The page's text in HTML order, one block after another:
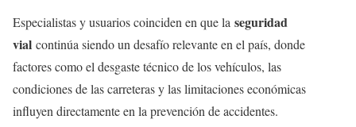
Especialistas y usuarios coinciden en que la seguridad
vial continúa siendo un desafío relevante en el país, donde
factores como el desgaste técnico de los vehículos, las
condiciones de las carreteras y las limitaciones económicas
influyen directamente en la prevención de accidentes.